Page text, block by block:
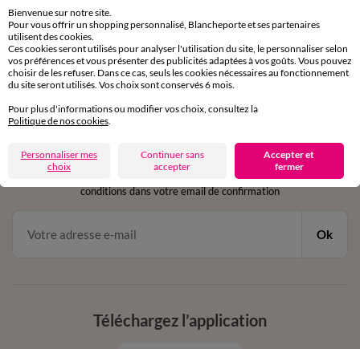
sous 30 jours avec Mondial Relay uniquement
Service clients
par chat et par téléphone
de 8h00 à 20h00 du lundi au samedi
en vous inscrivant à la newsletter
conditions dans votre email de confirmation
Ok
Téléchargez l’application
Bienvenue sur notre site.
Pour vous offrir un shopping personnalisé, Blancheporte et ses partenaires
utilisent des cookies.
Ces cookies seront utilisés pour analyser l'utilisation du site, le personnaliser selon
vos préférences et vous présenter des publicités adaptées à vos goûts. Vous pouvez
choisir de les refuser. Dans ce cas, seuls les cookies nécessaires au fonctionnement
du site seront utilisés. Vos choix sont conservés 6 mois.
Pour plus d'informations ou modifier vos choix, consultez la
Politique de nos cookies
Personnaliser mes
choix
Continuer sans
accepter
Accepter et
fermer